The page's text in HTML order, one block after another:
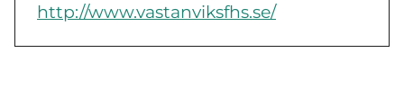
http://www.vastanviksfhs.se/